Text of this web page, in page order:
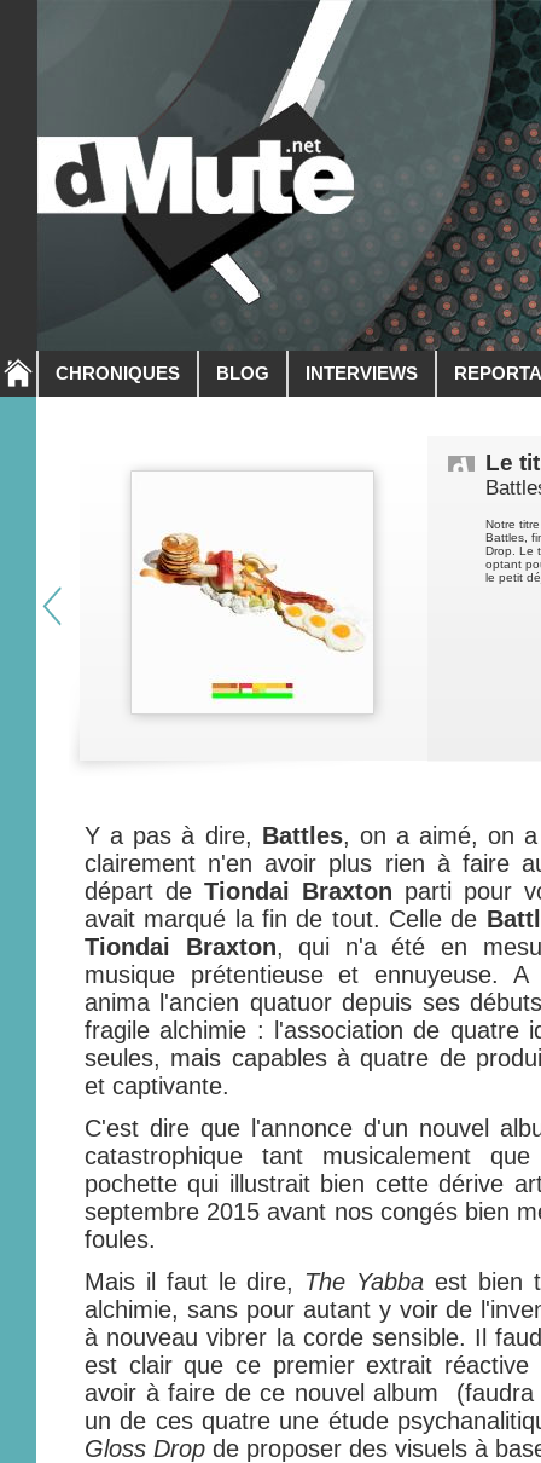
CHRONIQUES BLOG INTERVIEWS
Le
Notre
Battles,
Drop. Le
optant
le petit
Y a pas à dire, Battles, on a aimé, on
clairement n'en avoir plus rien à faire
départ de Tiondai Braxton parti pour
avait marqué la fin de tout. Celle de
Tiondai Braxton, qui n'a été en
musique prétentieuse et ennuyeuse.
anima l'ancien quatuor depuis ses
fragile alchimie : l'association de quatre
seules, mais capables à quatre de
et captivante.
C'est dire que l'annonce d'un nouvel
catastrophique tant musicalement
pochette qui illustrait bien cette dérive
septembre 2015 avant nos congés bien
foules.
Mais il faut le dire, The Yabba est bien
alchimie, sans pour autant y voir de
à nouveau vibrer la corde sensible. Il
est clair que ce premier extrait
avoir à faire de ce nouvel album (faudra
un de ces quatre une étude
Gloss Drop de proposer des visuels à